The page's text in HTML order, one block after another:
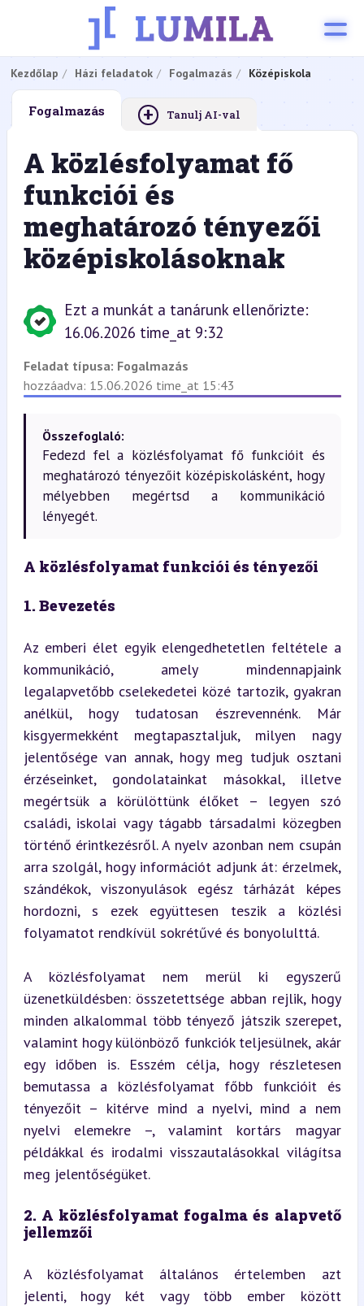
Kezdőlap Házi feladatok Fogalmazás Középiskola
Fogalmazás + Tanulj AI-val
A közlésfolyamat fő
funkciói és
meghatározó tényezői
középiskolásoknak
Ezt a munkát a tanárunk ellenőrizte:
16.06.2026 time_at 9:32
Feladat típusa: Fogalmazás
hozzáadva: 15.06.2026 time_at 15:43
Összefoglaló:
Fedezd fel a közlésfolyamat fő funkcióit és
meghatározó tényezőit középiskolásként, hogy
mélyebben megértsd a kommunikáció
lényegét.
A közlésfolyamat funkciói és tényezői
1. Bevezetés
Az emberi élet egyik elengedhetetlen feltétele a
kommunikáció, amely mindennapjaink
legalapvetőbb cselekedetei közé tartozik, gyakran
anélkül, hogy tudatosan észrevennénk. Már
kisgyermekként megtapasztaljuk, milyen nagy
jelentősége van annak, hogy meg tudjuk osztani
érzéseinket, gondolatainkat másokkal, illetve
megértsük a körülöttünk élőket – legyen szó
családi, iskolai vagy tágabb társadalmi közegben
történő érintkezésről. A nyelv azonban nem csupán
arra szolgál, hogy információt adjunk át: érzelmek,
szándékok, viszonyulások egész tárházát képes
hordozni, s ezek együttesen teszik a közlési
folyamatot rendkívül sokrétűvé és bonyolulttá.
A közlésfolyamat nem merül ki egyszerű
üzenetküldésben: összetettsége abban rejlik, hogy
minden alkalommal több tényező játszik szerepet,
valamint hogy különböző funkciók teljesülnek, akár
egy időben is. Esszém célja, hogy részletesen
bemutassa a közlésfolyamat főbb funkcióit és
tényezőit – kitérve mind a nyelvi, mind a nem
nyelvi elemekre –, valamint kortárs magyar
példákkal és irodalmi visszautalásokkal világítsa
meg jelentőségüket.
2. A közlésfolyamat fogalma és alapvető
jellemzői
A közlésfolyamat általános értelemben azt
jelenti, hogy két vagy több ember között